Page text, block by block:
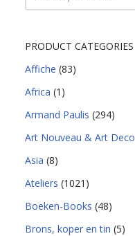
PRODUCT CATEGORIES
Affiche (83)
Africa (1)
Armand Paulis (294)
Art Nouveau & Art Deco
Asia (8)
Ateliers (1021)
Boeken-Books (48)
Brons, koper en tin (5)